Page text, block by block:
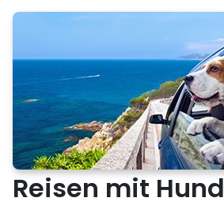
Reisen mit Hund